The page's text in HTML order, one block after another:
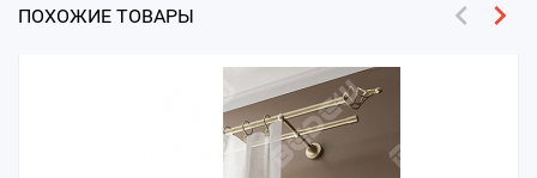
ПОХОЖИЕ ТОВАРЫ